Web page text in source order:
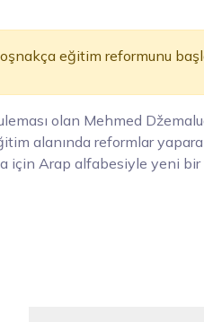
eğitim reformunu
olan Mehmed
alanında reformlar
Arap alfabesiyle yeni bir